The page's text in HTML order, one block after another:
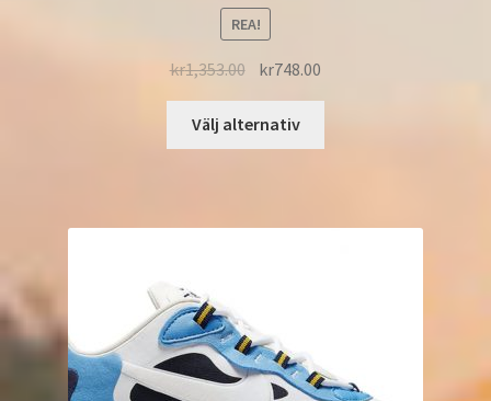
REA!
kr1,353.00 kr748.00
Välj alternativ